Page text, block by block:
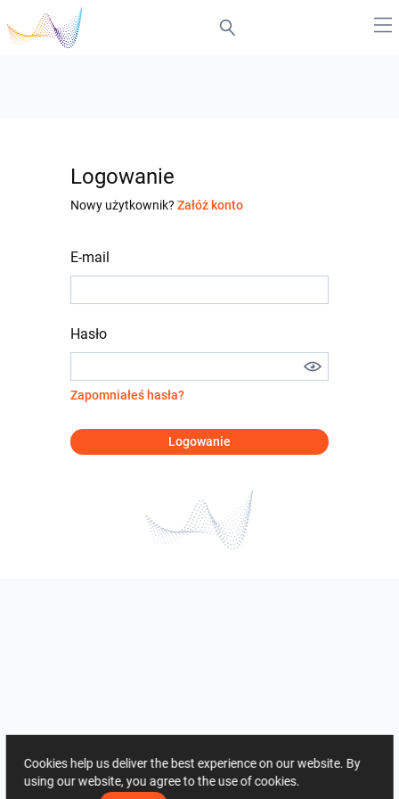
Logowanie
Nowy użytkownik? Załóż konto
E-mail
Hasło
Zapomniałeś hasła?
Logowanie
Cookies help us deliver the best experience on our website. By
using our website, you agree to the use of cookies.